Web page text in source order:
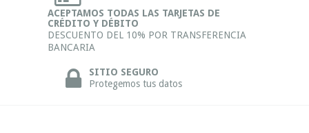
ACEPTAMOS TODAS LAS TARJETAS DE
CRÉDITO Y DÉBITO
DESCUENTO DEL 10% POR TRANSFERENCIA
BANCARIA
SITIO SEGURO
Protegemos tus datos